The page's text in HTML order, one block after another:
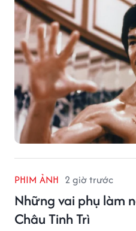
PHIM ẢNH 2 giờ trước
Những vai phụ làm
Châu Tinh Trì